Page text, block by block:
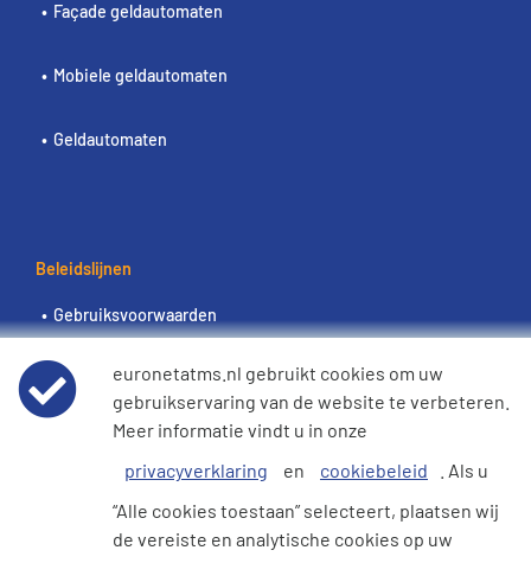
Façade geldautomaten
Mobiele geldautomaten
Geldautomaten
Beleidslijnen
Gebruiksvoorwaarden
Wereldwijde privacyverklaring
Cookiebeleid
e360 Verklaring inzake moderne slavernij en
mensenhandel
euronetatms.nl gebruikt cookies om uw
gebruikservaring van de website te verbeteren.
Meer informatie vindt u in onze
privacyverklaring
en cookiebeleid
. Als u
“Alle cookies toestaan” selecteert, plaatsen wij
de vereiste en analytische cookies op uw